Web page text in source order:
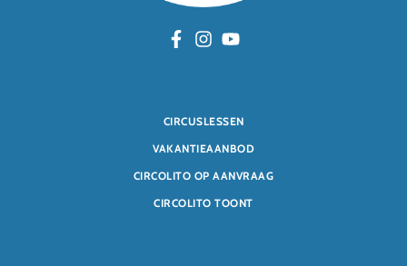
CIRCUSLESSEN
VAKANTIEAANBOD
CIRCOLITO OP AANVRAAG
CIRCOLITO TOONT